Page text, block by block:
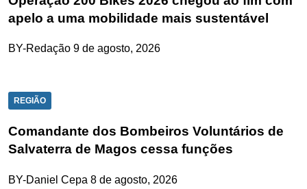
apelo a uma mobilidade mais sustentável
BY-Redação 9 de agosto, 2026
REGIÃO
Comandante dos Bombeiros Voluntários de
Salvaterra de Magos cessa funções
BY-Daniel Cepa 8 de agosto, 2026